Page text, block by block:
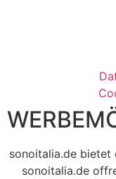
sonoitalia.de bietet
sonoitalia.de